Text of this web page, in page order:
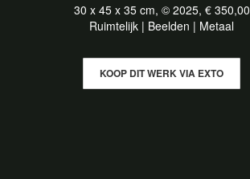
30 x 45 x 35 cm, © 2025, € 350,00
Ruimtelijk | Beelden | Metaal
KOOP DIT WERK VIA EXTO